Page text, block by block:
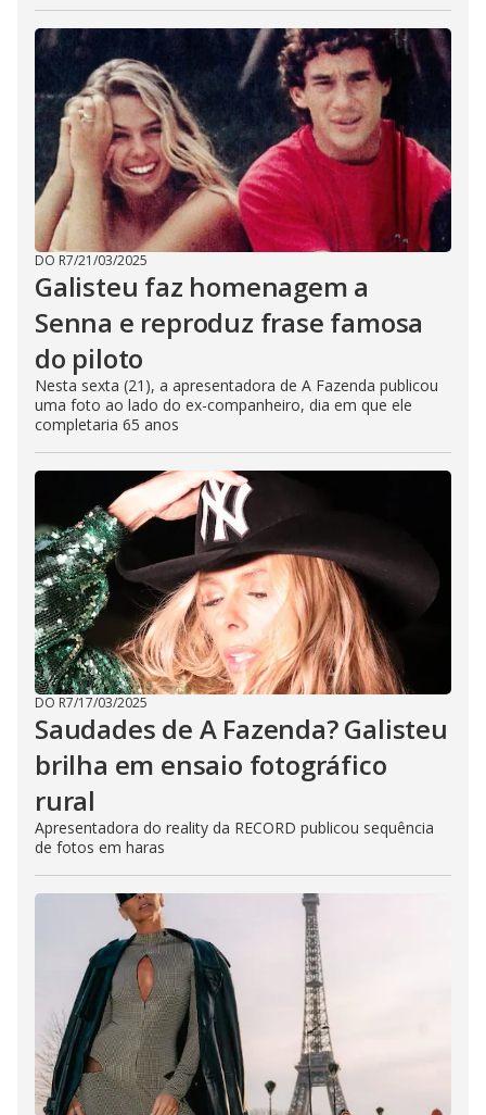
DO R7/21/03/2025
Galisteu faz homenagem a
Senna e reproduz frase famosa
do piloto
Nesta sexta (21), a apresentadora de A Fazenda publicou
uma foto ao lado do ex-companheiro, dia em que ele
completaria 65 anos
DO R7/17/03/2025
Saudades de A Fazenda? Galisteu
brilha em ensaio fotográfico
rural
Apresentadora do reality da RECORD publicou sequência
de fotos em haras